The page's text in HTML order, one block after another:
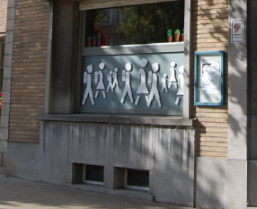
Calendrier